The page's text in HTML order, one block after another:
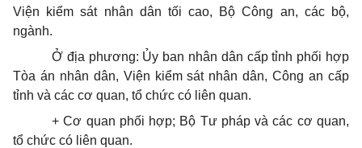
Viện kiểm sát nhân dân tối cao, Bộ Công an, các bộ,
ngành.
Ở địa phương: Ủy ban nhân dân cấp tỉnh phối hợp
Tòa án nhân dân, Viện kiểm sát nhân dân, Công an cấp
tỉnh và các cơ quan, tổ chức có liên quan.
+ Cơ quan phối hợp; Bộ Tư pháp và các cơ quan,
tổ chức có liên quan.